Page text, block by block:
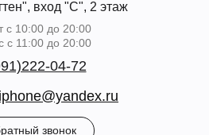
вход "С", 2 этаж
с 10:00 до 20:00
с 11:00 до 20:00
звонок
04-72